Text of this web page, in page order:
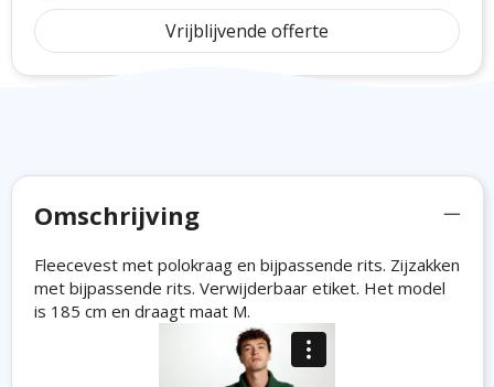
Vrijblijvende offerte
Omschrijving
Fleecevest met polokraag en bijpassende rits. Zijzakken
met bijpassende rits. Verwijderbaar etiket. Het model
is 185 cm en draagt maat M.